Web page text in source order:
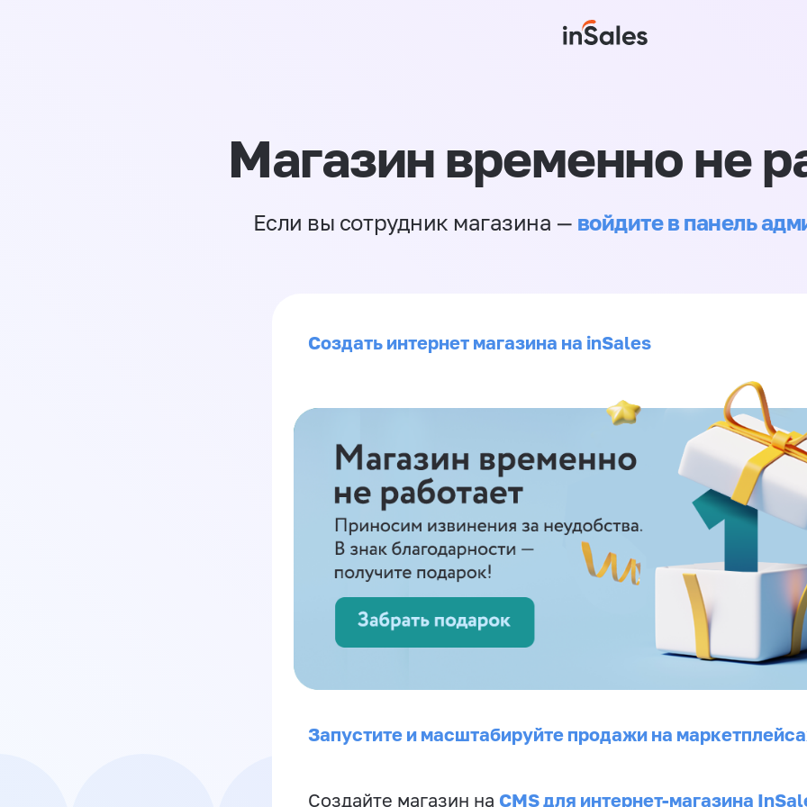
Магазин временно не
Если вы сотрудник магазина — войдите в панель
Создать интернет магазина на inSales
Запустите и масштабируйте продажи на
Создайте магазин на CMS для интернет-магазина